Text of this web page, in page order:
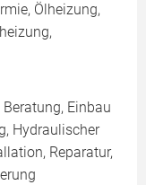
Ölheizung,
Einbau
Hydraulischer
Reparatur,